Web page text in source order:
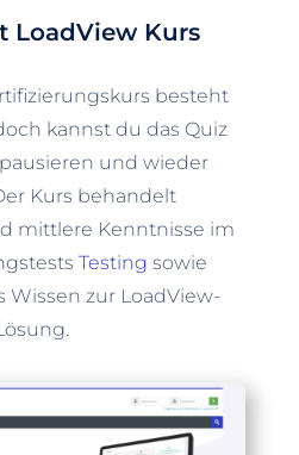
LoadView Kurs
besteht
kannst du das Quiz
und wieder
Kurs behandelt
mittlere Kenntnisse im
Testing sowie
zur LoadView-